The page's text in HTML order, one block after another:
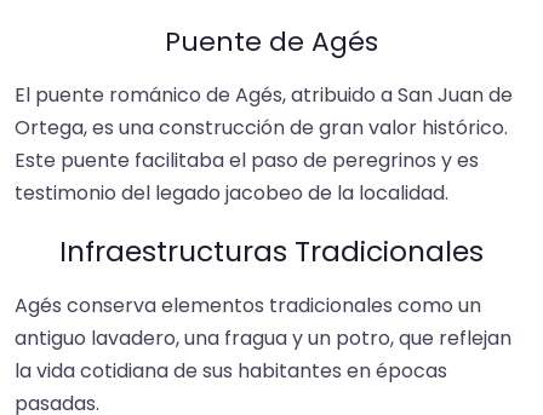
Puente de Agés
El puente románico de Agés, atribuido a San Juan de
Ortega, es una construcción de gran valor histórico.
Este puente facilitaba el paso de peregrinos y es
testimonio del legado jacobeo de la localidad.
Infraestructuras Tradicionales
Agés conserva elementos tradicionales como un
antiguo lavadero, una fragua y un potro, que reflejan
la vida cotidiana de sus habitantes en épocas
pasadas.​